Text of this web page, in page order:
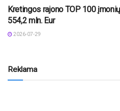
Kretingos rajono TOP 100
554,2 mln. Eur
2026-07-29
Reklama